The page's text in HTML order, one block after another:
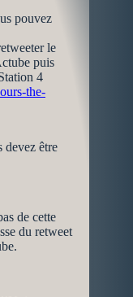
pouvez
le
puis
4
the-
devez être
de cette
du retweet